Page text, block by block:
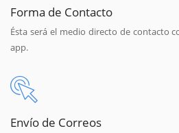
Forma de Contacto
Ésta será el medio directo de contacto
app.
Envío de Correos